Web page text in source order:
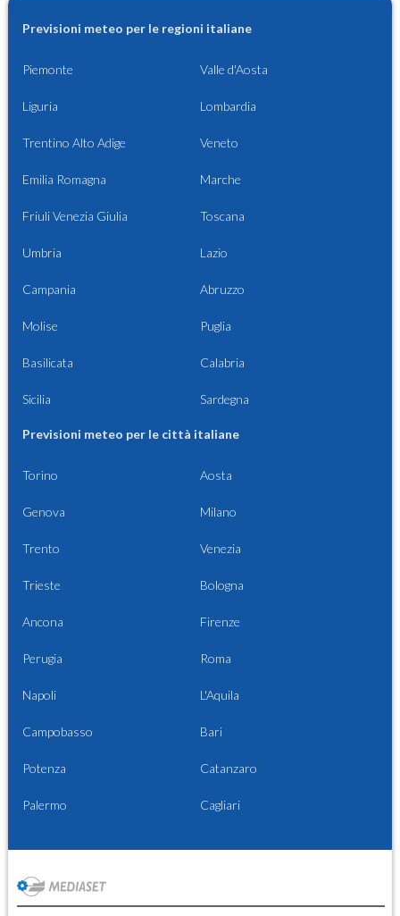
Previsioni meteo per le regioni italiane
Piemonte Valle d'Aosta
Liguria Lombardia
Trentino Alto Adige Veneto
Emilia Romagna Marche
Friuli Venezia Giulia Toscana
Umbria Lazio
Campania Abruzzo
Molise Puglia
Basilicata Calabria
Sicilia Sardegna
Previsioni meteo per le città italiane
Torino Aosta
Genova Milano
Trento Venezia
Trieste Bologna
Ancona Firenze
Perugia Roma
Napoli L'Aquila
Campobasso Bari
Potenza Catanzaro
Palermo Cagliari